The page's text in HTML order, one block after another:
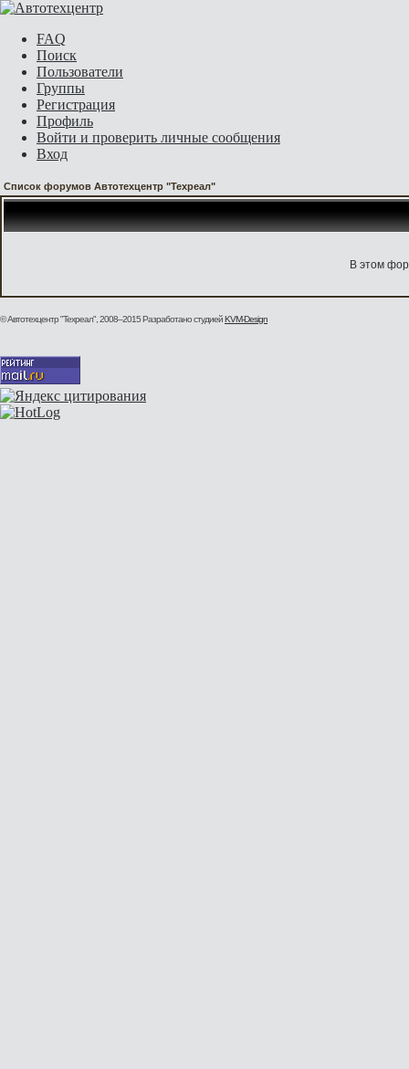
FAQ
Поиск
Пользователи
Группы
Регистрация
Профиль
Войти и проверить личные сообщения
Вход
Список форумов Автотехцентр "Техреал"
В этом
© Автотехцентр "Техреал", 2008–2015Разработано студиейKVM-Design